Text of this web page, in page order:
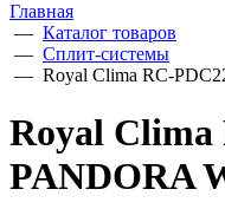
Главная
— Каталог товаров
— Сплит-системы
— Royal Clima RC-
Royal Clima
PANDORA